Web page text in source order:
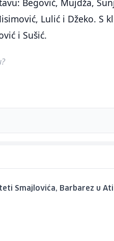
Begović, Mujdža,
Lulić i Džeko. S
i Sušić.
Smajlovića, Barbarez u